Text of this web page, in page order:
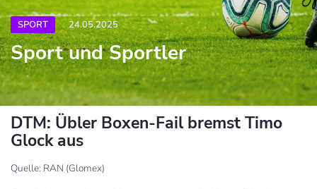
SPORT 24.05.2025
Sport und Sportler
DTM: Übler Boxen-Fail bremst Timo
Glock aus
Quelle: RAN (Glomex)